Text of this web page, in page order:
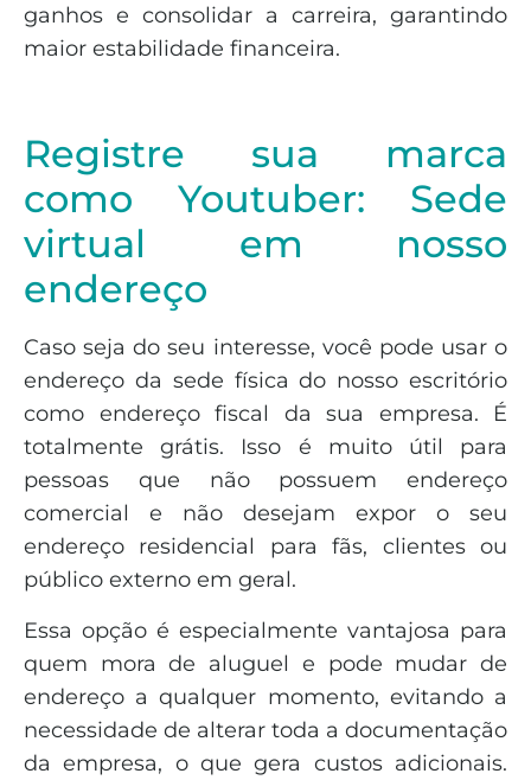
ganhos e consolidar a carreira, garantindo
maior estabilidade financeira.
Registre sua marca
como Youtuber: Sede
virtual em nosso
endereço
Caso seja do seu interesse, você pode usar o
endereço da sede física do nosso escritório
como endereço fiscal da sua empresa. É
totalmente grátis. Isso é muito útil para
pessoas que não possuem endereço
comercial e não desejam expor o seu
endereço residencial para fãs, clientes ou
público externo em geral.
Essa opção é especialmente vantajosa para
quem mora de aluguel e pode mudar de
endereço a qualquer momento, evitando a
necessidade de alterar toda a documentação
da empresa, o que gera custos adicionais.